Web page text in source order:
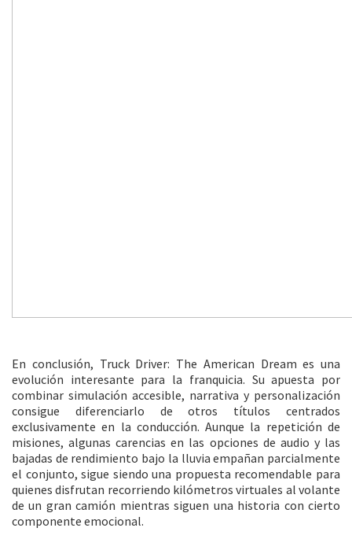
En conclusión, Truck Driver: The American Dream es una
evolución interesante para la franquicia. Su apuesta por
combinar simulación accesible, narrativa y personalización
consigue diferenciarlo de otros títulos centrados
exclusivamente en la conducción. Aunque la repetición de
misiones, algunas carencias en las opciones de audio y las
bajadas de rendimiento bajo la lluvia empañan parcialmente
el conjunto, sigue siendo una propuesta recomendable para
quienes disfrutan recorriendo kilómetros virtuales al volante
de un gran camión mientras siguen una historia con cierto
componente emocional.